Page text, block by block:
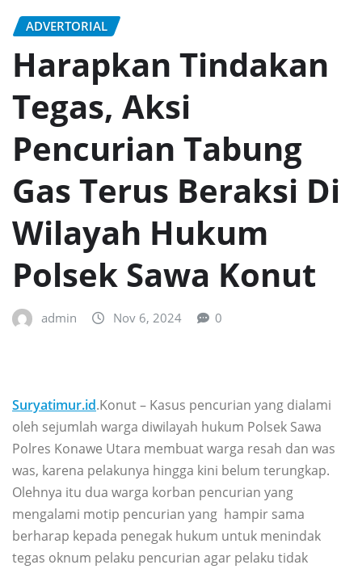
ADVERTORIAL
Harapkan Tindakan
Tegas, Aksi
Pencurian Tabung
Gas Terus Beraksi Di
Wilayah Hukum
Polsek Sawa Konut
admin Nov 6, 2024 0
Suryatimur.id.Konut – Kasus pencurian yang dialami
oleh sejumlah warga diwilayah hukum Polsek Sawa
Polres Konawe Utara membuat warga resah dan was
was, karena pelakunya hingga kini belum terungkap.
Olehnya itu dua warga korban pencurian yang
mengalami motip pencurian yang hampir sama
berharap kepada penegak hukum untuk menindak
tegas oknum pelaku pencurian agar pelaku tidak